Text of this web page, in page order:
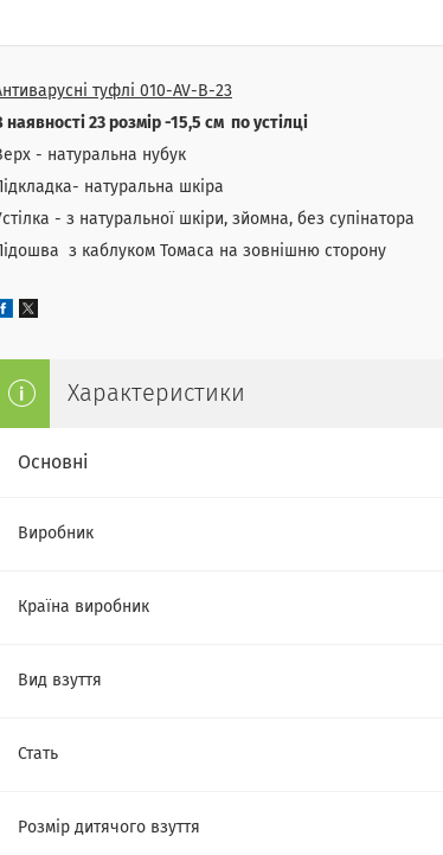
туфлі 010-AV-B-23
наявності 23 розмір -15,5 см по устілці
- натуральна нубук
Підкладка- натуральна шкіра
- з натуральної шкіри, зйомна, без супінатора
Підошва з каблуком Томаса на зовнішню сторону
Характеристики
Основні
Виробник
Країна виробник
Вид взуття
Стать
Розмір дитячого взуття